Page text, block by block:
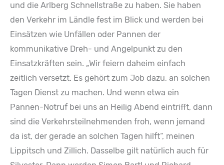
und die Arlberg Schnellstraße zu haben. Sie haben
den Verkehr im Ländle fest im Blick und werden bei
Einsätzen wie Unfällen oder Pannen der
kommunikative Dreh- und Angelpunkt zu den
Einsatzkräften sein. „Wir feiern daheim einfach
zeitlich versetzt. Es gehört zum Job dazu, an solchen
Tagen Dienst zu machen. Und wenn etwa ein
Pannen-Notruf bei uns an Heilig Abend eintrifft, dann
sind die Verkehrsteilnehmenden froh, wenn jemand
da ist, der gerade an solchen Tagen hilft“, meinen
Lippitsch und Zillich. Dasselbe gilt natürlich auch für